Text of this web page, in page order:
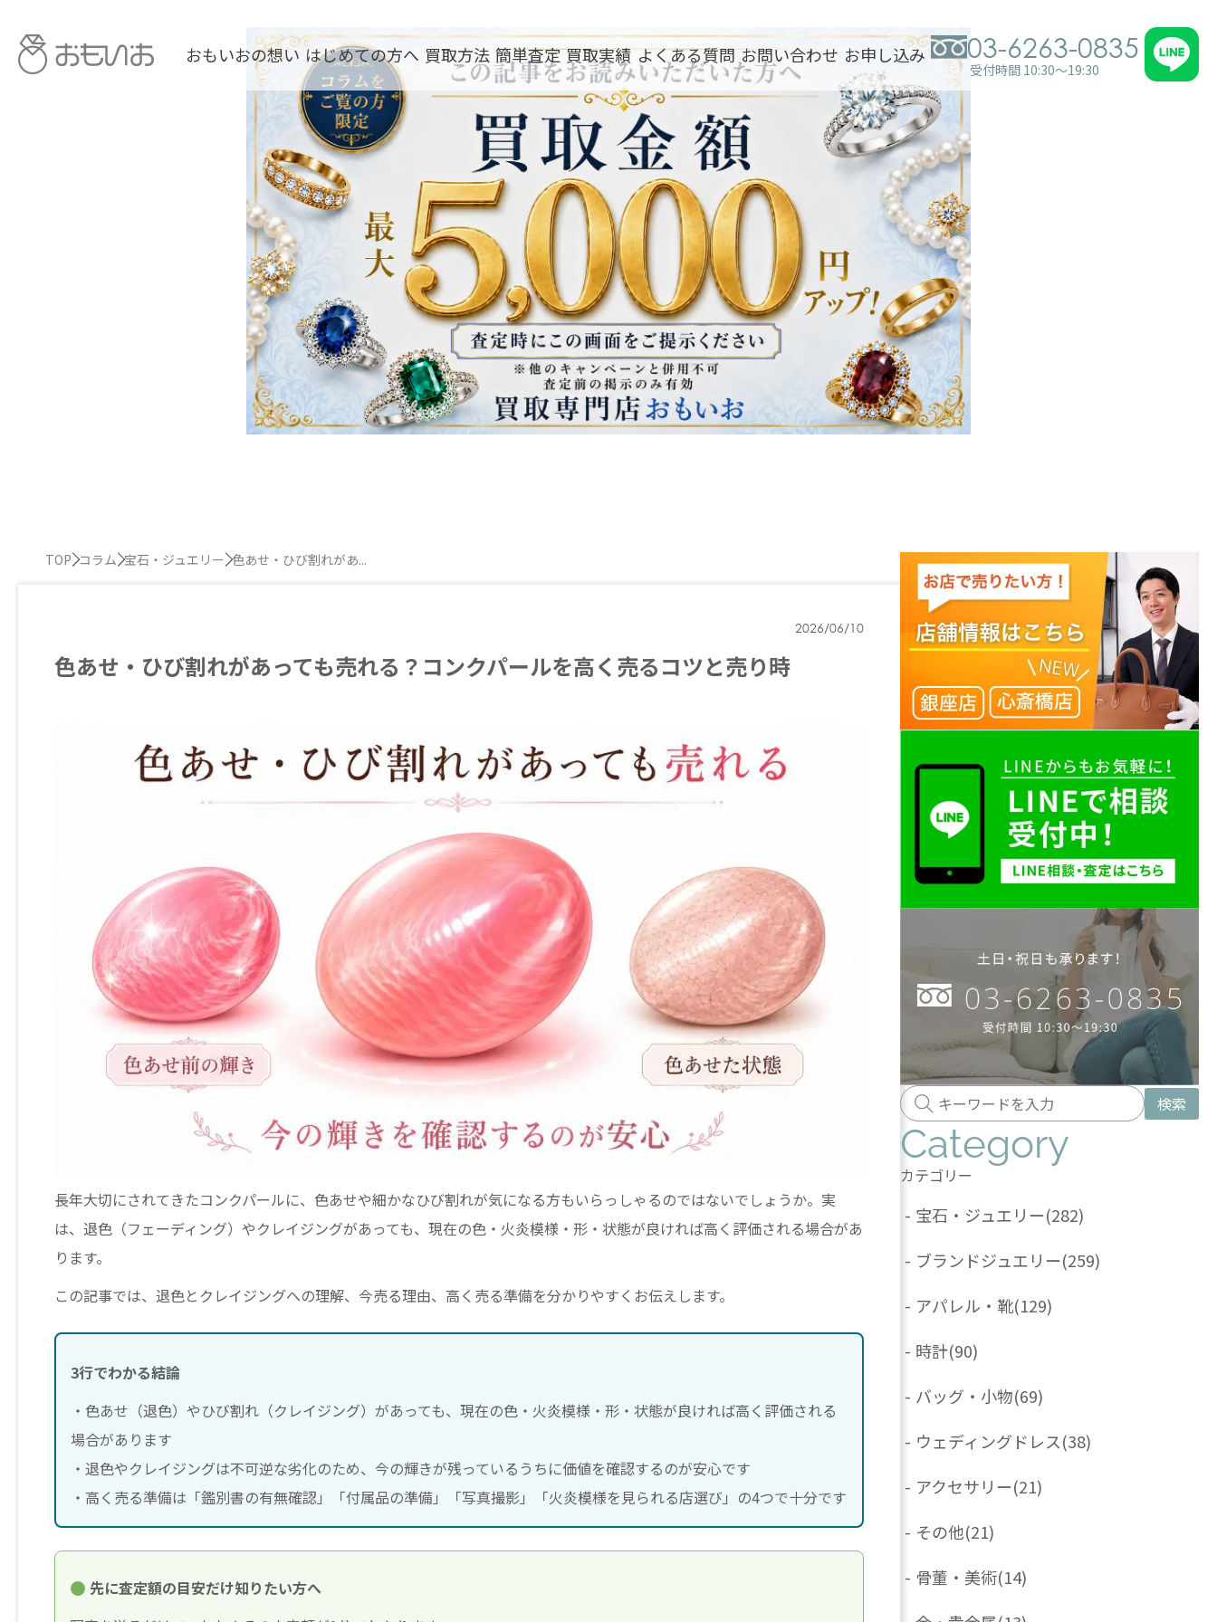
おもいおの想い はじめての方へ 買取方法 簡単査定 買取実績 よくある質問 お問い合わせ お申し込み 03-6263-0835
受付時間 10:30～19:30
TOP コラム 宝石・ジュエリー 色あせ・ひび割れがあ...
2026/06/10
色あせ・ひび割れがあっても売れる？コンクパールを高く売るコツと売り時
長年大切にされてきたコンクパールに、色あせや細かなひび割れが気になる方もいらっしゃるのではないでしょうか。実
は、退色（フェーディング）やクレイジングがあっても、現在の色・火炎模様・形・状態が良ければ高く評価される場合があ
ります。
この記事では、退色とクレイジングへの理解、今売る理由、高く売る準備を分かりやすくお伝えします。
3行でわかる結論
・色あせ（退色）やひび割れ（クレイジング）があっても、現在の色・火炎模様・形・状態が良ければ高く評価される
場合があります
・退色やクレイジングは不可逆な劣化のため、今の輝きが残っているうちに価値を確認するのが安心です
・高く売る準備は「鑑別書の有無確認」「付属品の準備」「写真撮影」「火炎模様を見られる店選び」の4つで十分です
先に査定額の目安だけ知りたい方へ
検索
Category
カテゴリー
- 宝石・ジュエリー(282)
- ブランドジュエリー(259)
- アパレル・靴(129)
- 時計(90)
- バッグ・小物(69)
- ウェディングドレス(38)
- アクセサリー(21)
- その他(21)
- 骨董・美術(14)